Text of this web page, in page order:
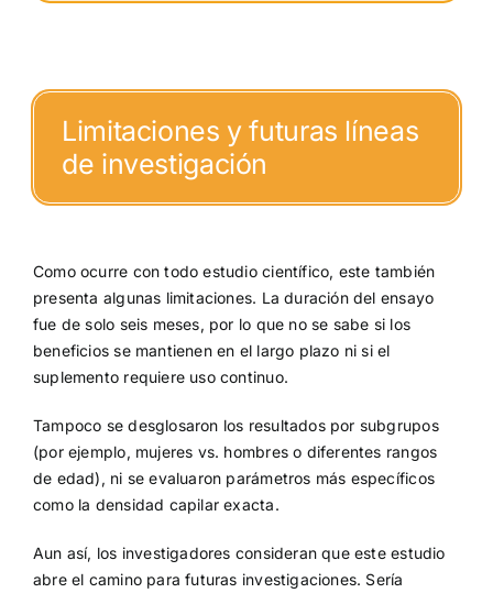
Limitaciones y futuras líneas
de investigación
Como ocurre con todo estudio científico, este también
presenta algunas limitaciones. La duración del ensayo
fue de solo seis meses, por lo que no se sabe si los
beneficios se mantienen en el largo plazo ni si el
suplemento requiere uso continuo.
Tampoco se desglosaron los resultados por subgrupos
(por ejemplo, mujeres vs. hombres o diferentes rangos
de edad), ni se evaluaron parámetros más específicos
como la densidad capilar exacta.
Aun así, los investigadores consideran que este estudio
abre el camino para futuras investigaciones. Sería